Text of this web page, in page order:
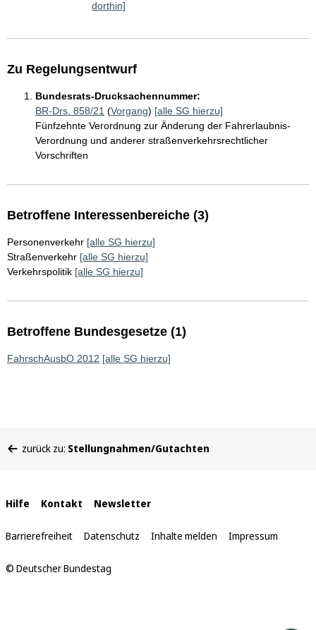
dorthin]
Zu Regelungsentwurf
Bundesrats-Drucksachennummer:
BR-Drs. 858/21 (Vorgang) [alle SG hierzu]
Fünfzehnte Verordnung zur Änderung der Fahrerlaubnis-
Verordnung und anderer straßenverkehrsrechtlicher
Vorschriften
Betroffene Interessenbereiche (3)
Personenverkehr [alle SG hierzu]
Straßenverkehr [alle SG hierzu]
Verkehrspolitik [alle SG hierzu]
Betroffene Bundesgesetze (1)
FahrschAusbO 2012 [alle SG hierzu]
befinden
zurück zu: Stellungnahmen/Gutachten
Interne
Links
Hilfe Kontakt Newsletter
Barrierefreiheit Datenschutz Inhalte melden Impressum
© Deutscher Bundestag